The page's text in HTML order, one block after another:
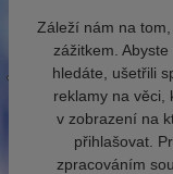
Záleží nám na
zážitkem.
hledáte, ušetřili
reklamy na věci,
v zobrazení na
přihlašovat.
zpracováním